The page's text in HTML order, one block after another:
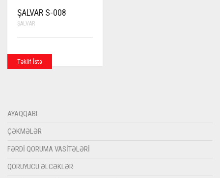
ŞALVAR S-008
ŞALVAR
Təklif İstə
AYAQQABI
ÇƏKMƏLƏR
FƏRDI QORUMA VASITƏLƏRI
QORUYUCU ƏLCƏKLƏR